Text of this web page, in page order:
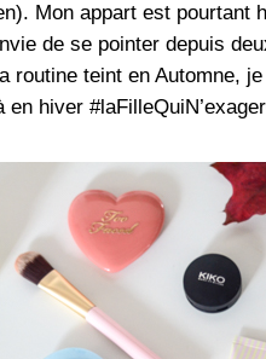
Mon appart est pourtant
de se pointer depuis
routine teint en Automne,
hiver